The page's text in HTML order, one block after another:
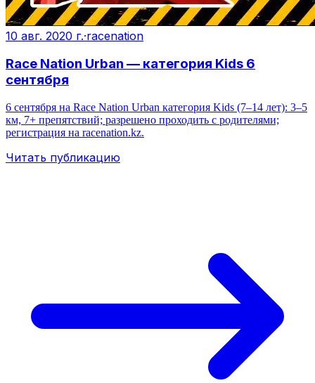
10 авг. 2020 г.·racenation
Race Nation Urban — категория Kids 6
сентября
6 сентября на Race Nation Urban категория Kids (7–14 лет): 3–5
км, 7+ препятствий; разрешено проходить с родителями;
регистрация на racenation.kz.
Читать публикацию